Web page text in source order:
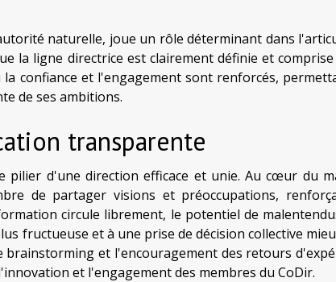
naturelle, joue un rôle déterminant dans
la ligne directrice est clairement définie et
confiance et l'engagement sont renforcés,
de ses ambitions.
transparente
pilier d'une direction efficace et unie. Au cœur du
de partager visions et préoccupations,
circule librement, le potentiel de
fructueuse et à une prise de décision collective
brainstorming et l'encouragement des retours
et l'engagement des membres du CoDir.